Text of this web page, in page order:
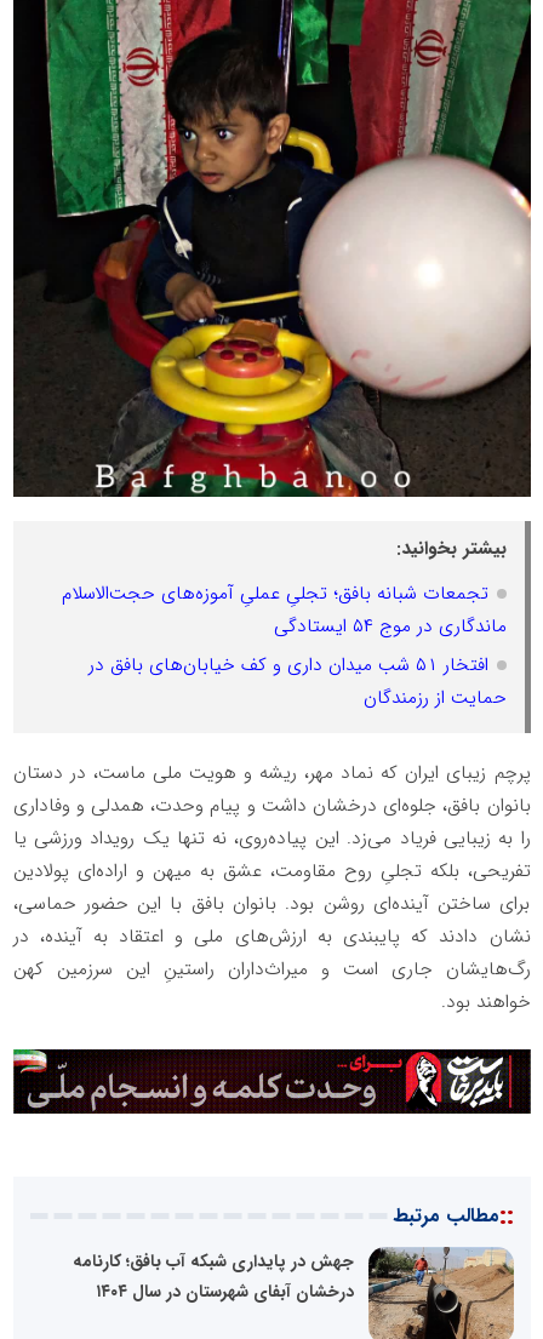
بیشتر بخوانید:
تجمعات شبانه بافق؛ تجلیِ عملیِ آموزه‌های حجت‌الاسلام
ماندگاری در موج ۵۴ ایستادگی
افتخار ۵۱ شب میدان داری و کف خیابان‌های بافق در
حمایت از رزمندگان
پرچم زیبای ایران که نماد مهر، ریشه و هویت ملی ماست، در دستان
بانوان بافق، جلوه‌ای درخشان داشت و پیام وحدت، همدلی و وفاداری
را به زیبایی فریاد می‌زد. این پیاده‌روی، نه تنها یک رویداد ورزشی یا
تفریحی، بلکه تجلیِ روح مقاومت، عشق به میهن و اراده‌ای پولادین
برای ساختن آینده‌ای روشن بود. بانوان بافق با این حضور حماسی،
نشان دادند که پایبندی به ارزش‌های ملی و اعتقاد به آینده، در
رگ‌هایشان جاری است و میراث‌داران راستینِ این سرزمین کهن
خواهند بود.
::مطالب مرتبط
جهش در پایداری شبکه آب بافق؛ کارنامه
درخشان آبفای شهرستان در سال ۱۴۰۴ ‌